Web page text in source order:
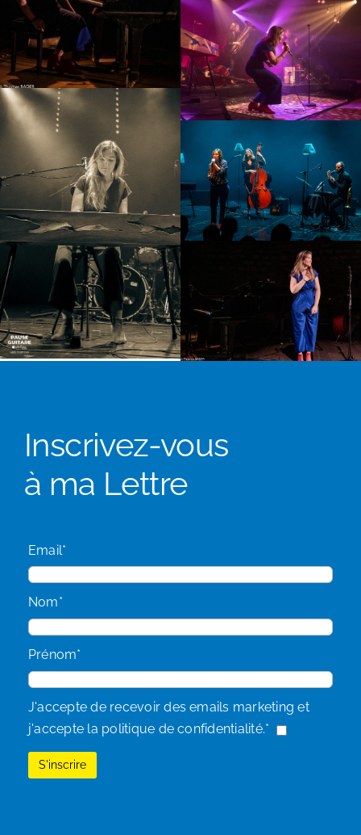
Inscrivez-vous
à ma Lettre
Email*
Nom*
Prénom*
J'accepte de recevoir des emails marketing et
j'accepte la politique de confidentialité.*